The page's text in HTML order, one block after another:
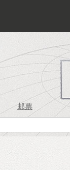
邮票